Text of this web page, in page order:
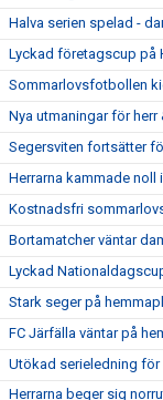
Halva serien spelad -
Lyckad företagscup på
Sommarlovsfotbollen
Nya utmaningar för herr
Segersviten fortsätter
Herrarna kammade noll
Kostnadsfri
Bortamatcher väntar
Lyckad
Stark seger på
FC Järfälla väntar på
Utökad serieledning
Herrarna beger sig